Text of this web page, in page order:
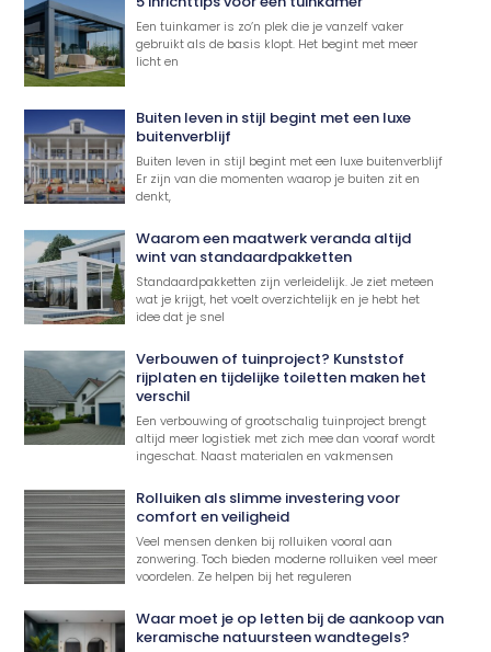
Een tuinkamer is zo’n plek die je vanzelf vaker
gebruikt als de basis klopt. Het begint met meer
licht en
Buiten leven in stijl begint met een luxe
buitenverblijf
Buiten leven in stijl begint met een luxe buitenverblijf
Er zijn van die momenten waarop je buiten zit en
denkt,
Waarom een maatwerk veranda altijd
wint van standaardpakketten
Standaardpakketten zijn verleidelijk. Je ziet meteen
wat je krijgt, het voelt overzichtelijk en je hebt het
idee dat je snel
Verbouwen of tuinproject? Kunststof
rijplaten en tijdelijke toiletten maken het
verschil
Een verbouwing of grootschalig tuinproject brengt
altijd meer logistiek met zich mee dan vooraf wordt
ingeschat. Naast materialen en vakmensen
Rolluiken als slimme investering voor
comfort en veiligheid
Veel mensen denken bij rolluiken vooral aan
zonwering. Toch bieden moderne rolluiken veel meer
voordelen. Ze helpen bij het reguleren
Waar moet je op letten bij de aankoop van
keramische natuursteen wandtegels?